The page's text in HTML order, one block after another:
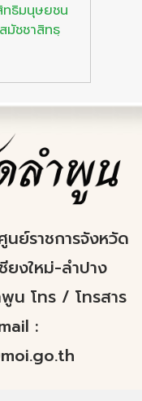
ทธิมนุษยชน
มัชชาสิทธฺ
ย์ราชการจังหวัด
ยงใหม่-ลำปาง
น โทร / โทรสาร
: